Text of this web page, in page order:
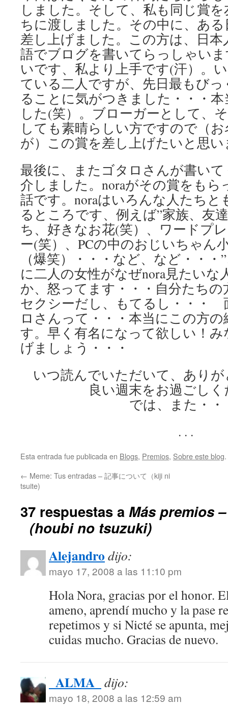
しました。そして、私も同じ賞
ちに渡しました。その中に、あ
差し上げました。この方は、日
語でブログを書いてらっしゃい
いです、私より上手です(汗）。
ている二人ですが、先日最もびっ
ることに気がつきました・・・
した(笑）。ブローガーとして、
しても素晴らしい方ですので（
が）この賞を差し上げたいと思い
最後に、またゴタロさんが書い
介しました。noraがその賞をも
話です。noraはいろんな人たち
るところです、例えば”家族、友
ち、好きなお花(笑）、ワードプ
ー(笑）、PCの中のおじいちゃん
（爆笑）・・・など、など・・
に二人の女性がなぜnora見たい
か、怒ってます・・・自分たち
セクシーだし、もてるし・・・
ロさんって・・・本当にこの方
す。早く有名になって欲しい！
げましょう・・・
いつ読んでいただいて、あり
良い週末をお過ごし
では、また・・
. . .
Esta entrada fue publicada en Blogs, Premios, Sobre este blog
← Meme: Tus entradas – 記事について（kiji ni
tsuite)
37 respuestas a Más premios
（houbi no tsuzuki)
Alejandro dijo:
mayo 17, 2008 a las 11:10 pm
Hola Nora, gracias por el honor.
ameno, aprendí mucho y la pase
repetimos y si Nicté se apunta,
cuidas mucho. Gracias de nuevo.
_ALMA_ dijo:
mayo 18, 2008 a las 12:59 am